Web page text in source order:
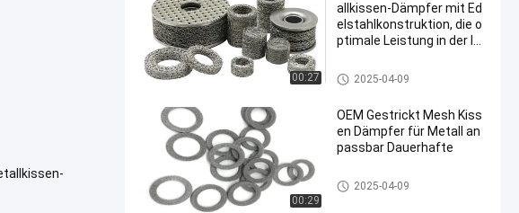
00:27
allkissen-Dämpfer mit Ed
elstahlkonstruktion, die o
ptimale Leistung in der In
Metallkissen-Dämpfer
2025-04-09
00:29
OEM Gestrickt Mesh Kiss
en Dämpfer für Metall an
passbar Dauerhafte
Metallkissen-Dämpfer
2025-04-09